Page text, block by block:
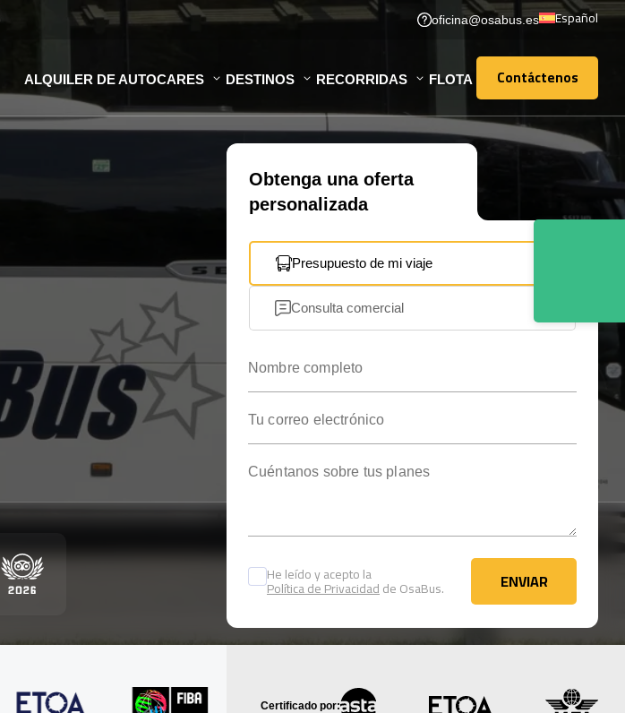
oficina@osabus.es Español
ALQUILER DE AUTOCARES DESTINOS RECORRIDAS FLOTA Contáctenos
Contáctenos
Obtenga una oferta
personalizada
Presupuesto de mi viaje
Consulta comercial
He leído y acepto la
Política de Privacidadde OsaBus. ENVIAR
ENVIAR
Certificado por: